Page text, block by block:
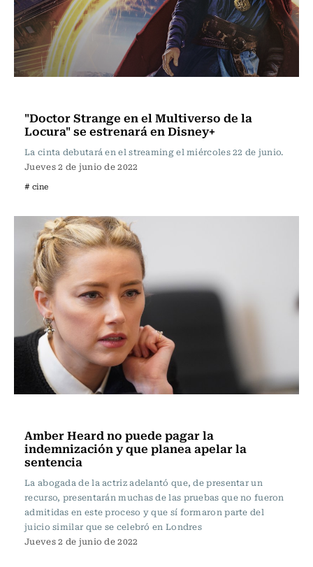
"Doctor Strange en el Multiverso de la
Locura" se estrenará en Disney+
La cinta debutará en el streaming el miércoles 22 de junio.
Jueves 2 de junio de 2022
# cine
Amber Heard no puede pagar la
indemnización y que planea apelar la
sentencia
La abogada de la actriz adelantó que, de presentar un
recurso, presentarán muchas de las pruebas que no fueron
admitidas en este proceso y que sí formaron parte del
juicio similar que se celebró en Londres
Jueves 2 de junio de 2022